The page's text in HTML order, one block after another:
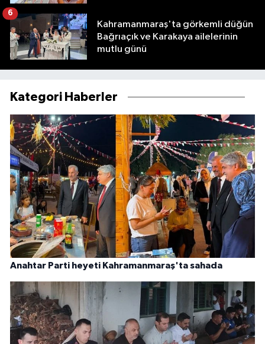
Kahramanmaraş'ta görkemli düğün
Bağrıaçık ve Karakaya ailelerinin
mutlu günü
6
Kategori Haberler
Anahtar Parti heyeti Kahramanmaraş'ta sahada